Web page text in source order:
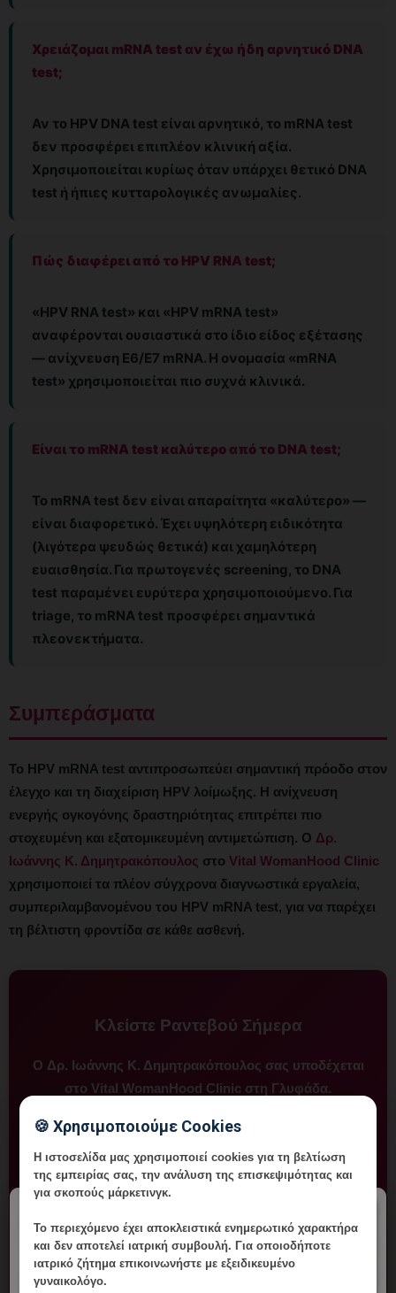
Χρειάζομαι mRNA test αν έχω ήδη αρνητικό DNA
test;
Αν το HPV DNA test είναι αρνητικό, το mRNA test
δεν προσφέρει επιπλέον κλινική αξία.
Χρησιμοποιείται κυρίως όταν υπάρχει θετικό DNA
test ή ήπιες κυτταρολογικές ανωμαλίες.
Πώς διαφέρει από το HPV RNA test;
«HPV RNA test» και «HPV mRNA test»
αναφέρονται ουσιαστικά στο ίδιο είδος εξέτασης
— ανίχνευση E6/E7 mRNA. Η ονομασία «mRNA
test» χρησιμοποιείται πιο συχνά κλινικά.
Είναι το mRNA test καλύτερο από το DNA test;
Το mRNA test δεν είναι απαραίτητα «καλύτερο» —
είναι διαφορετικό. Έχει υψηλότερη ειδικότητα
(λιγότερα ψευδώς θετικά) και χαμηλότερη
ευαισθησία. Για πρωτογενές screening, το DNA
test παραμένει ευρύτερα χρησιμοποιούμενο. Για
triage, το mRNA test προσφέρει σημαντικά
πλεονεκτήματα.
Συμπεράσματα
Το HPV mRNA test αντιπροσωπεύει σημαντική πρόοδο στον
έλεγχο και τη διαχείριση HPV λοίμωξης. Η ανίχνευση
ενεργής ογκογόνης δραστηριότητας επιτρέπει πιο
στοχευμένη και εξατομικευμένη αντιμετώπιση. Ο Δρ.
Ιωάννης Κ. Δημητρακόπουλος στο Vital WomanHood Clinic
χρησιμοποιεί τα πλέον σύγχρονα διαγνωστικά εργαλεία,
συμπεριλαμβανομένου του HPV mRNA test, για να παρέχει
τη βέλτιστη φροντίδα σε κάθε ασθενή.
Κλείστε Ραντεβού Σήμερα
Ο Δρ. Ιωάννης Κ. Δημητρακόπουλος σας υποδέχεται
στο Vital WomanHood Clinic στη Γλυφάδα.
Λεωφ. Δημητρίου Γούναρη 196, Γλυφάδα, Τ.Κ. 166 74
📞 210 6716126
✉️ ikdmd@hotmail.com
🍪 Χρησιμοποιούμε Cookies
Η ιστοσελίδα μας χρησιμοποιεί cookies για τη βελτίωση
της εμπειρίας σας, την ανάλυση της επισκεψιμότητας και
για σκοπούς μάρκετινγκ.
Το περιεχόμενο έχειαποκλειστικά ενημερωτικό χαρακτήρα
και δεν αποτελεί ιατρική συμβουλή. Για οποιοδήποτε
ιατρικό ζήτημα επικοινωνήστε με εξειδικευμένο
γυναικολόγο.